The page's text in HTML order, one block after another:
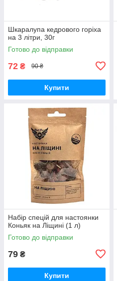
Шкаралупа кедрового горіха
на 3 літри, 30г
Готово до відправки
72 ₴ 90 ₴
Купити
Набір спецій для настоянки
Коньяк на Ліщині (1 л)
Готово до відправки
79 ₴
Купити